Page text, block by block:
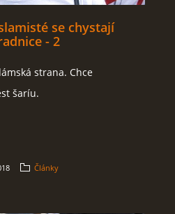
se chystají
- 2
strana. Chce
šaríu.
Články